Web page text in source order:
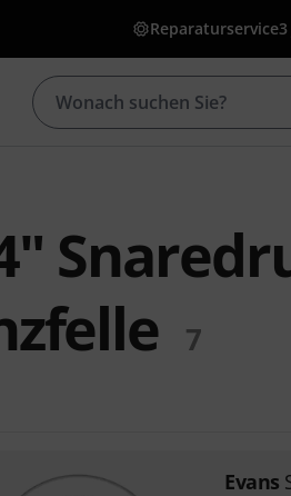
Reparaturservice
7
Evans